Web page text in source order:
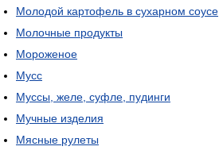
Молодой картофель в сухарном соусе
Молочные продукты
Мороженое
Мусс
Муссы, желе, суфле, пудинги
Мучные изделия
Мясные рулеты